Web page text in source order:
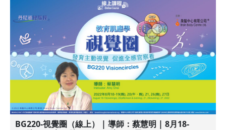
BG220-視覺圈（線上） | 導師：蔡慧明 | 8月18-